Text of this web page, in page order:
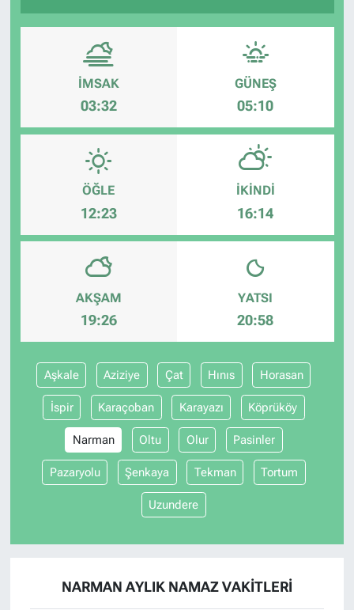
İMSAK
03:32
GÜNEŞ
05:10
ÖĞLE
12:23
İKINDI
16:14
AKŞAM
19:26
YATSI
20:58
Aşkale Aziziye Çat Hınıs Horasan
İspir Karaçoban Karayazı Köprüköy
Narman Oltu Olur Pasinler
Pazaryolu Şenkaya Tekman Tortum
Uzundere
NARMAN AYLIK NAMAZ VAKITLERI